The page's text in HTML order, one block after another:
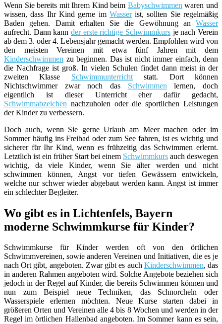
Wenn Sie bereits mit Ihrem Kind beim Babyschwimmen waren und
wissen, dass Ihr Kind gerne im Wasserist, sollten Sie regelmäßig
Baden gehen. Damit erhalten Sie die Gewöhnung an Wasser
aufrecht. Dann kann der erste richtige Schwimmkurs je nach Verein
ab dem 3. oder 4. Lebensjahr gemacht werden. Empfohlen wird von
den meisten Vereinen mit etwa fünf Jahren mit dem
Kinderschwimmen zu beginnen. Das ist nicht immer einfach, denn
die Nachfrage ist groß. In vielen Schulen findet dann meist in der
zweiten Klasse Schwimmunterrichtstatt. Dort können
Nichtschwimmer zwar noch das Schwimmen lernen, doch
eigentlich ist dieser Unterricht eher dafür gedacht,
Schwimmabzeichen nachzuholen oder die sportlichen Leistungen
der Kinder zu verbessern.
Doch auch, wenn Sie gerne Urlaub am Meer machen oder im
Sommer häufig ins Freibad oder zum See fahren, ist es wichtig und
sicherer für Ihr Kind, wenn es frühzeitig das Schwimmen erlernt.
Letztlich ist ein früher Start bei einem Schwimmkurs auch deswegen
wichtig, da viele Kinder, wenn Sie älter werden und nicht
schwimmen können, Angst vor tiefen Gewässern entwickeln,
welche nur schwer wieder abgebaut werden kann. Angst ist immer
ein schlechter Begleiter.
Wo gibt es in Lichtenfels, Bayern
moderne Schwimmkurse für Kinder?
Schwimmkurse für Kinder werden oft von den örtlichen
Schwimmvereinen, sowie anderen Vereinen und Initiativen, die es je
nach Ort gibt, angeboten. Zwar gibt es auch Kinderschwimmen, das
in anderen Rahmen angeboten wird. Solche Angebote beziehen sich
jedoch in der Regel auf Kinder, die bereits Schwimmen können und
nun zum Beispiel neue Techniken, das Schnorcheln oder
Wasserspiele erlernen möchten. Neue Kurse starten dabei in
größeren Orten und Vereinen alle 4 bis 8 Wochen und werden in der
Regel im örtlichen Hallenbad angeboten. Im Sommer kann es sein,